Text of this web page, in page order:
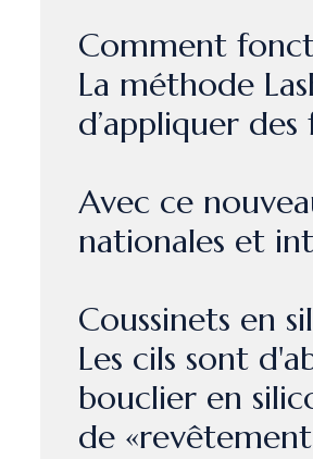
Comment
La méthode
d’appliquer
Avec ce
nationales et
Coussinets en
Les cils sont
bouclier en
de